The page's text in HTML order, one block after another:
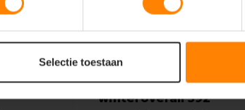
Selectie toestaan
7092
amerikaanse
winteroverall 592